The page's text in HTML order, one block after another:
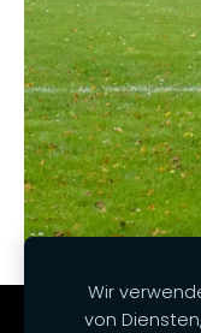
Wir
von